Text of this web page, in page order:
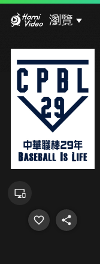
瀏覽